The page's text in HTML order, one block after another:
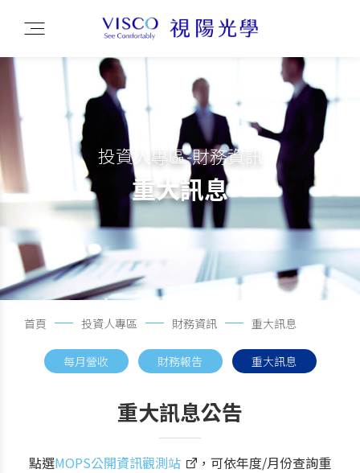
投資人專區-財務資訊
重大訊息
首頁 投資人專區 財務資訊 重大訊息
每月營收 財務報告 重大訊息
重大訊息公告
點選MOPS公開資訊觀測站
，可依年度/月份查詢重